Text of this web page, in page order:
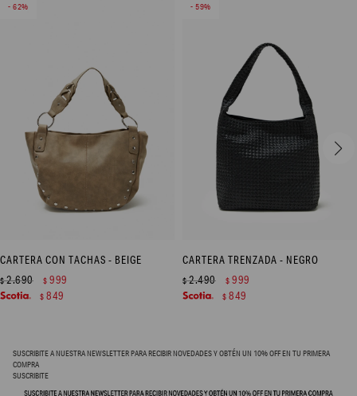
62
CARTERA CON TACHAS - BEIGE
$2.690 $ 999
$ 849
59
CARTERA TRENZADA - NEGRO
$2.490 $ 999
$ 849
SUSCRIBITE A NUESTRA NEWSLETTER PARA RECIBIR NOVEDADES Y OBTÉN UN 10% OFF EN TU PRIMERA
COMPRA
SUSCRIBITE